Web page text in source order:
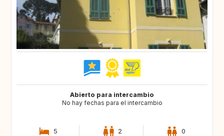
Abierto para intercambio
No hay fechas para el intercambio
5 2 0